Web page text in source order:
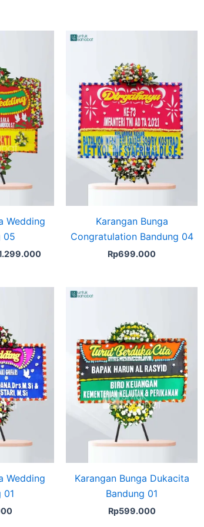
Wedding
05
Current
Karangan Bunga
Congratulation Bandung 04
Rp699.000
Wedding
01
Karangan Bunga Dukacita
Bandung 01
Rp599.000